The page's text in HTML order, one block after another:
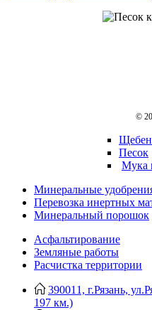
©
Песок
Мука
Минеральные
Перевозка инертных
Минеральный порошок
Асфальтирование
Земляные работы
Расчистка территории
390011, г.Рязань,
197 км.)